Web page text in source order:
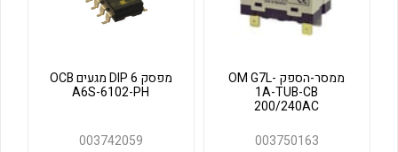
לכל מוצרי היצרן לכל מוצרי היצרן
ממסר-הספק OM G7L-
1A-TUB-CB
200/240AC
003750163
מפסק DIP 6 מגעים OCB
A6S-6102-PH
003742059